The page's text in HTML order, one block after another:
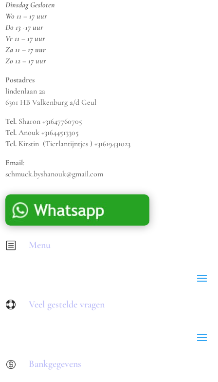
Dinsdag Gesloten
Wo 11 – 17 uur
Do 13 -17 uur
Vr 11 – 17 uur
Za 11 – 17 uur
Zo 12 – 17 uur
Postadres
lindenlaan 2a
6301 HB Valkenburg a/d Geul
Tel. Sharon +31647760705
Tel. Anouk +31644513305
Tel. Kirstin (Tierlantijntjes ) +31619431023
Email:
schmuck.byshanouk@gmail.com
b Menu
 Veel gestelde vragen
 Bankgegevens